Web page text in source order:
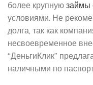
более крупную займы
условиями. Не
долга, так как
несвоевременное
“ДеньгиКлик”
наличными по